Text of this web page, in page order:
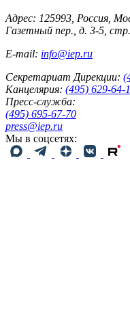
Адрес: 125993, Россия,
Газетный пер., д. 3-5,
E-mail: info@iep.ru
Секретариат Дирекции:
Канцелярия: (495) 629-64-
Пресс-служба:
(495) 695-67-70
press@iep.ru
Мы в соцсетях: